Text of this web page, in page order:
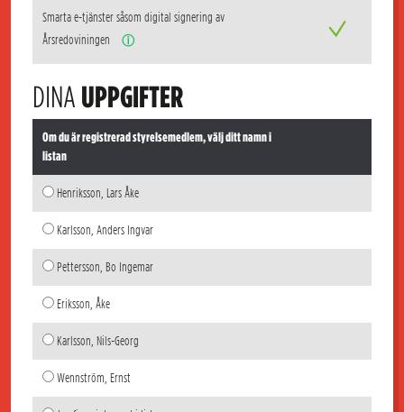
Smarta e-tjänster såsom digital signering av
Årsredoviningen
ⓘ
DINA UPPGIFTER
Om du är registrerad styrelsemedlem, välj ditt namn i
listan
Henriksson, Lars Åke
Karlsson, Anders Ingvar
Pettersson, Bo Ingemar
Eriksson, Åke
Karlsson, Nils-Georg
Wennström, Ernst